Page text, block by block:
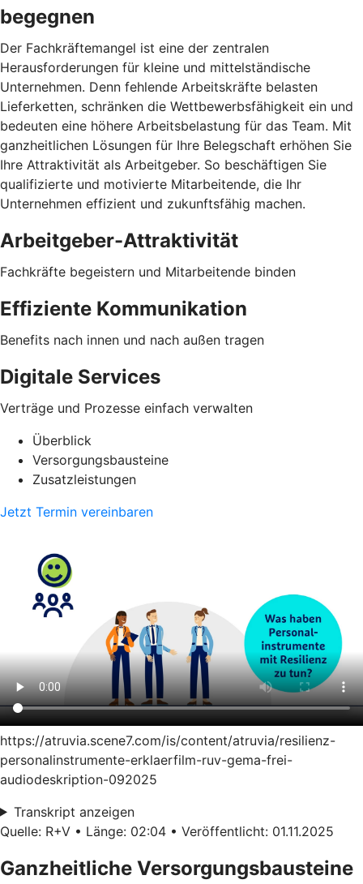
begegnen
Der Fachkräftemangel ist eine der zentralen
Herausforderungen für kleine und mittelständische
Unternehmen. Denn fehlende Arbeitskräfte belasten
Lieferketten, schränken die Wettbewerbsfähigkeit ein und
bedeuten eine höhere Arbeitsbelastung für das Team. Mit
ganzheitlichen Lösungen für Ihre Belegschaft erhöhen Sie
Ihre Attraktivität als Arbeitgeber. So beschäftigen Sie
qualifizierte und motivierte Mitarbeitende, die Ihr
Unternehmen effizient und zukunftsfähig machen.
Arbeitgeber-Attraktivität
Fachkräfte begeistern und Mitarbeitende binden
Effiziente Kommunikation
Benefits nach innen und nach außen tragen
Digitale Services
Verträge und Prozesse einfach verwalten
Überblick
Versorgungsbausteine
Zusatzleistungen
Jetzt Termin vereinbaren
https://atruvia.scene7.com/is/content/atruvia/resilienz-
personalinstrumente-erklaerfilm-ruv-gema-frei-
audiodeskription-092025
Transkript anzeigen
Quelle: R+V • Länge: 02:04 • Veröffentlicht: 01.11.2025
Ganzheitliche Versorgungsbausteine